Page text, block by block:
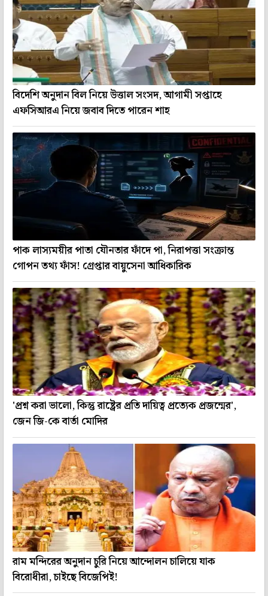
বিদেশি অনুদান বিল নিয়ে উত্তাল সংসদ, আগামী সপ্তাহে
এফসিআরএ নিয়ে জবাব দিতে পারেন শাহ
পাক লাস্যময়ীর পাতা যৌনতার ফাঁদে পা, নিরাপত্তা সংক্রান্ত
গোপন তথ্য ফাঁস! গ্রেপ্তার বায়ুসেনা আধিকারিক
'প্রশ্ন করা ভালো, কিন্তু রাষ্ট্রের প্রতি দায়িত্ব প্রত্যেক প্রজন্মের',
জেন জি-কে বার্তা মোদির
রাম মন্দিরের অনুদান চুরি নিয়ে আন্দোলন চালিয়ে যাক
বিরোধীরা, চাইছে বিজেপিই!